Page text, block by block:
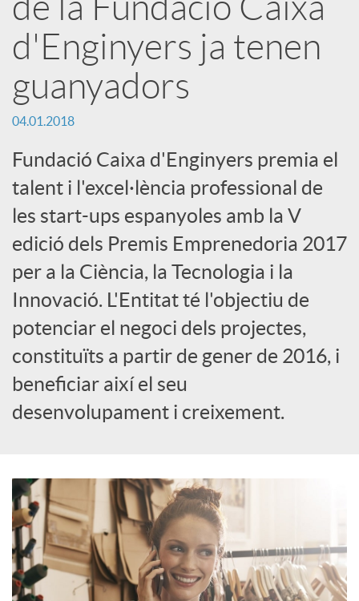
r
x
e
s
S
o
c
i
l
s
d'Enginyers ja tenen
guanyadors
04.01.2018
Fundació Caixa d'Enginyers premia el
talent i l'excel·lència professional de
les start-ups espanyoles amb la V
edició dels Premis Emprenedoria 2017
per a la Ciència, la Tecnologia i la
Innovació. L'Entitat té l'objectiu de
potenciar el negoci dels projectes,
constituïts a partir de gener de 2016, i
beneficiar així el seu
desenvolupament i creixement.